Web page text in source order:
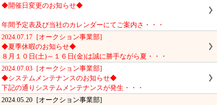
◆開催日変更のお知らせ◆
年間予定表及び当社のカレンダーにてご案内さ・・・
2024.07.17 [オークション事業部]
◆夏季休暇のお知らせ◆
８月１０日(土)～１６日(金)は誠に勝手ながら夏・・・
2024.07.03 [オークション事業部]
◆システムメンテナンスのお知らせ◆
下記の通りシステムメンテナンスが発生・・・
2024.05.20 [オークション事業部]